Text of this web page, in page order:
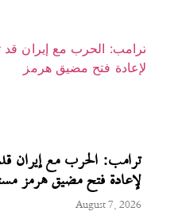
ترامب: الحرب مع إيران
لإعادة فتح مضيق هرمز
August 7, 2026